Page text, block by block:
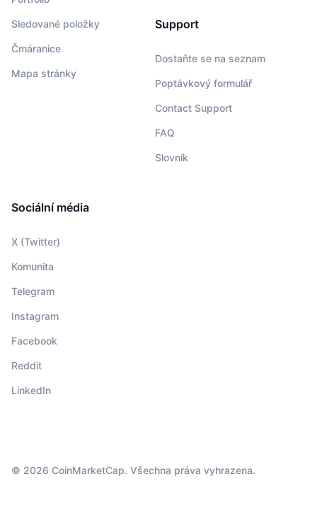
Sledované položky
Čmáranice
Mapa stránky
Support
Dostaňte se na seznam
Poptávkový formulář
Contact Support
FAQ
Slovník
Sociální média
X (Twitter)
Komunita
Telegram
Instagram
Facebook
Reddit
LinkedIn
© 2026 CoinMarketCap. Všechna práva vyhrazena.